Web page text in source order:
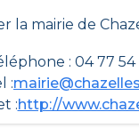
la mairie de
: 04 77
:
:http://